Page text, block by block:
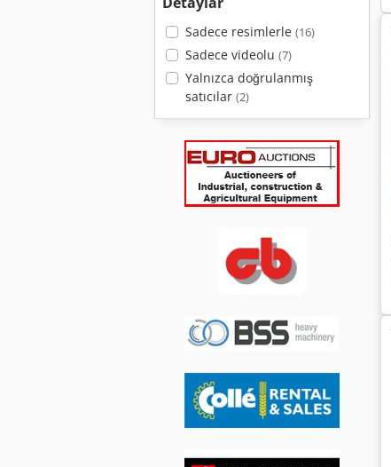
Sadece resimlerle (16)
Sadece videolu (7)
Yalnızca doğrulanmış
satıcılar (2)